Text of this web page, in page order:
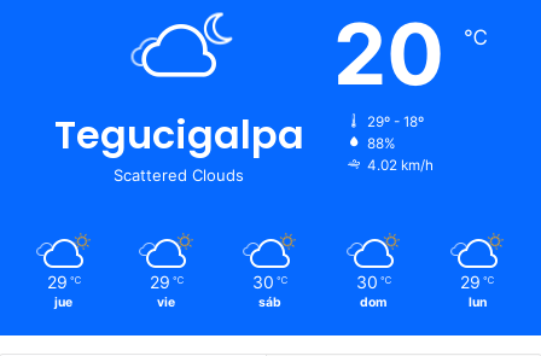
Tegucigalpa
Scattered Clouds
20 ℃
29º - 18º
88%
4.02 km/h
29 ℃
jue
29 ℃
vie
30 ℃
sáb
30 ℃
dom
29 ℃
lun